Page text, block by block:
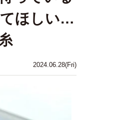
2024.06.28(Fri)
てほしい…